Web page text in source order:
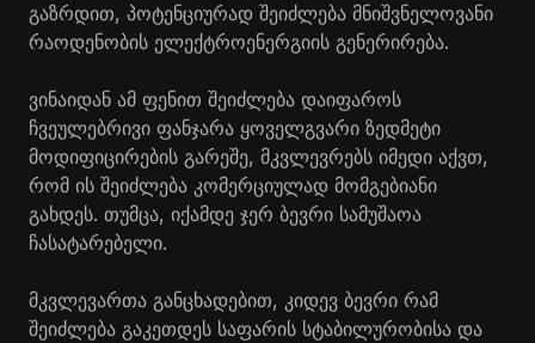
გაზრდით, პოტენციურად შეიძლება მნიშვნელოვანი
რაოდენობის ელექტროენერგიის გენერირება.
ვინაიდან ამ ფენით შეიძლება დაიფაროს
ჩვეულებრივი ფანჯარა ყოველგვარი ზედმეტი
მოდიფიცირების გარეშე, მკვლევრებს იმედი აქვთ,
რომ ის შეიძლება კომერციულად მომგებიანი
გახდეს. თუმცა, იქამდე ჯერ ბევრი სამუშაოა
ჩასატარებელი.
მკვლევართა განცხადებით, კიდევ ბევრი რამ
შეიძლება გაკეთდეს საფარის სტაბილურობისა და